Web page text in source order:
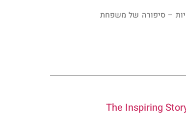
– סיפורה של משפחת
The Inspiring